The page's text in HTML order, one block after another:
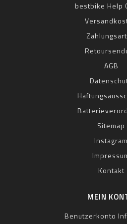
bestbike Help
AGB
Sitemap
Instagram
Kontakt
MEIN
Benutzerkonto